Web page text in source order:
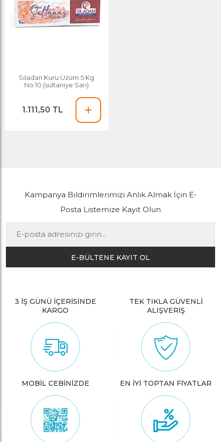
Sıladan Kuru Üzüm 5 Kg
No:10 (sultaniye Sarı)
1.111,50 TL
Kampanya Bildirimlerimizi Anlık Almak İçin E-
Posta Listemize Kayıt Olun
E-BÜLTENE KAYIT OL
3 İŞ GÜNÜ İÇERİSİNDE
KARGO
TEK TIKLA GÜVENLİ
ALIŞVERİŞ
MOBİL CEBİNİZDE EN İYİ TOPTAN FİYATLAR